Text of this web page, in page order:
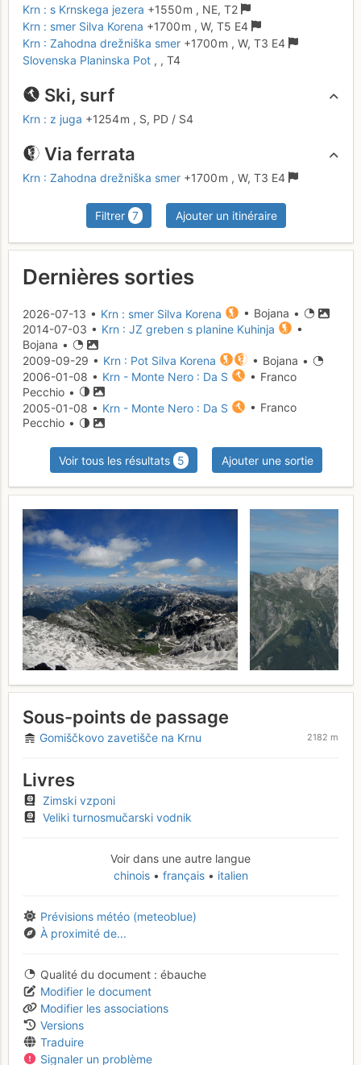
Krn : s Krnskega jezera +1550 m , NE, T2
Krn : smer Silva Korena +1700 m , W, T5 E4
Krn : Zahodna drežniška smer +1700 m , W, T3 E4
Slovenska Planinska Pot , , T4
Ski, surf
Krn : z juga +1254 m , S, PD / S4
Via ferrata
Krn : Zahodna drežniška smer +1700 m , W, T3 E4
Filtrer 7 Ajouter un itinéraire
Dernières sorties
2026-07-13 • Krn : smer Silva Korena
• Bojana •
2014-07-03 • Krn : JZ greben s planine Kuhinja
•
Bojana •
2009-09-29 • Krn : Pot Silva Korena
• Bojana •
2006-01-08 • Krn - Monte Nero : Da S
• Franco
Pecchio •
2005-01-08 • Krn - Monte Nero : Da S
• Franco
Pecchio •
Voir tous les résultats 5 Ajouter une sortie
Sous-points de passage
Gomiščkovo zavetišče na Krnu 2182 m
Livres
Zimski vzponi
Veliki turnosmučarski vodnik
Voir dans une autre langue
chinois
français italien
Prévisions météo (meteoblue)
À proximité de...
Qualité du document
ébauche
Modifier le document
Modifier les associations
Versions
Traduire
Signaler un problème